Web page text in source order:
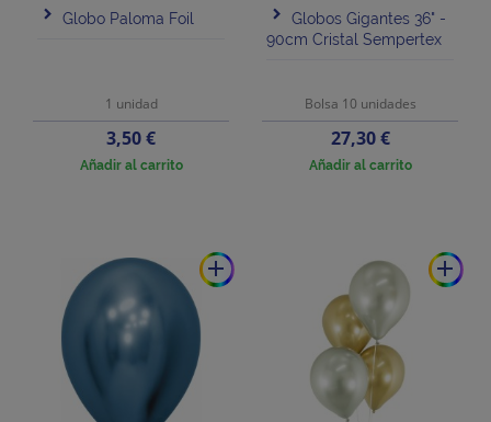
Globo Paloma Foil
1 unidad
Precio
3,50 €
Añadir al carrito
Globos Gigantes 36" -
90cm Cristal Sempertex
Bolsa 10 unidades
Precio
27,30 €
Añadir al carrito
add add